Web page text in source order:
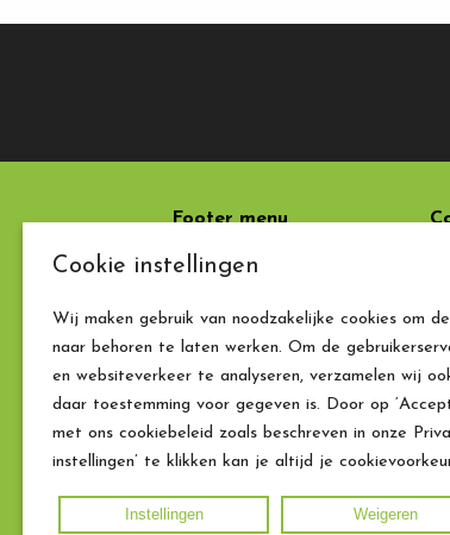
Footer menu
Laatste nieuws
Cookie instellingen
Wij maken gebruik van noodzakelijke cookies om
naar behoren te laten werken. Om de
en websiteverkeer te analyseren, verzamelen wij
daar toestemming voor gegeven is. Door op
met ons cookiebeleid zoals beschreven in onze
instellingen’ te klikken kan je altijd je
Instellingen Weigeren